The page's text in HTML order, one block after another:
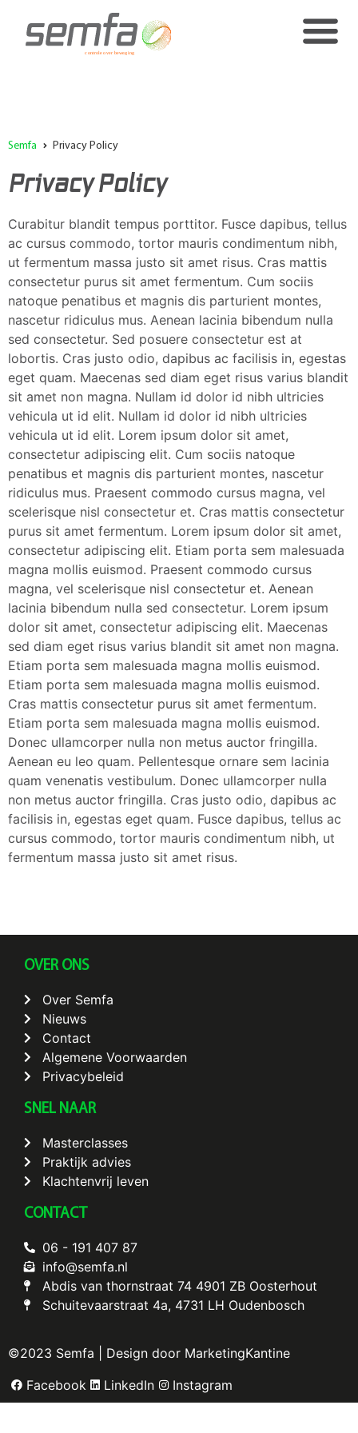
Semfa Privacy Policy
Privacy Policy
Curabitur blandit tempus porttitor. Fusce dapibus, tellus
ac cursus commodo, tortor mauris condimentum nibh,
ut fermentum massa justo sit amet risus. Cras mattis
consectetur purus sit amet fermentum. Cum sociis
natoque penatibus et magnis dis parturient montes,
nascetur ridiculus mus. Aenean lacinia bibendum nulla
sed consectetur. Sed posuere consectetur est at
lobortis. Cras justo odio, dapibus ac facilisis in, egestas
eget quam. Maecenas sed diam eget risus varius blandit
sit amet non magna. Nullam id dolor id nibh ultricies
vehicula ut id elit. Nullam id dolor id nibh ultricies
vehicula ut id elit. Lorem ipsum dolor sit amet,
consectetur adipiscing elit. Cum sociis natoque
penatibus et magnis dis parturient montes, nascetur
ridiculus mus. Praesent commodo cursus magna, vel
scelerisque nisl consectetur et. Cras mattis consectetur
purus sit amet fermentum. Lorem ipsum dolor sit amet,
consectetur adipiscing elit. Etiam porta sem malesuada
magna mollis euismod. Praesent commodo cursus
magna, vel scelerisque nisl consectetur et. Aenean
lacinia bibendum nulla sed consectetur. Lorem ipsum
dolor sit amet, consectetur adipiscing elit. Maecenas
sed diam eget risus varius blandit sit amet non magna.
Etiam porta sem malesuada magna mollis euismod.
Etiam porta sem malesuada magna mollis euismod.
Cras mattis consectetur purus sit amet fermentum.
Etiam porta sem malesuada magna mollis euismod.
Donec ullamcorper nulla non metus auctor fringilla.
Aenean eu leo quam. Pellentesque ornare sem lacinia
quam venenatis vestibulum. Donec ullamcorper nulla
non metus auctor fringilla. Cras justo odio, dapibus ac
facilisis in, egestas eget quam. Fusce dapibus, tellus ac
cursus commodo, tortor mauris condimentum nibh, ut
fermentum massa justo sit amet risus.
OVER ONS
Over Semfa
Nieuws
Contact
Algemene Voorwaarden
Privacybeleid
SNEL NAAR
Masterclasses
Praktijk advies
Klachtenvrij leven
CONTACT
06 - 191 407 87
info@semfa.nl
Abdis van thornstraat 74 4901 ZB Oosterhout
Schuitevaarstraat 4a, 4731 LH Oudenbosch
©2023 Semfa | Design door MarketingKantine
Facebook
LinkedIn Instagram